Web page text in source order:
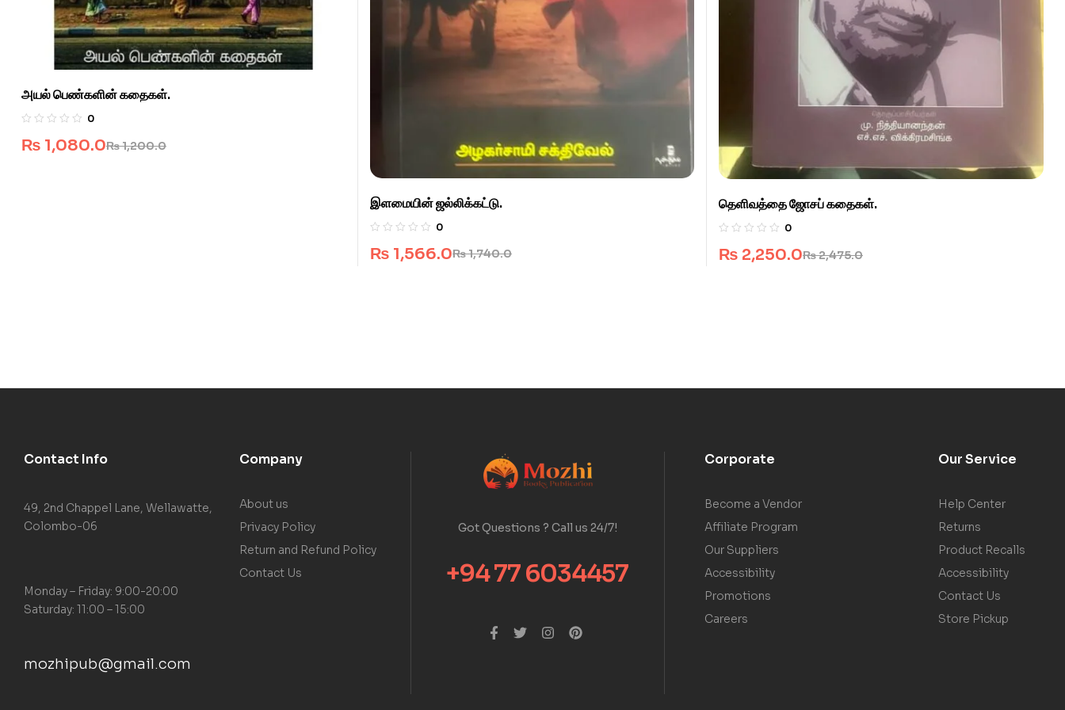
அயல் பெண்களின் கதைகள்.
0
₨1,200.0
₨ 1,080.0
இளமையின் ஜல்லிக்கட்டு.
0
₨1,740.0
₨ 1,566.0
தெளிவத்தை ஜோசப் கதைகள்.
0
₨2,475.0
₨ 2,250.0
Contact Info
49, 2nd Chappel Lane, Wellawatte,
Colombo-06
Monday – Friday: 9:00-20:00
Saturday: 11:00 – 15:00
mozhipub@gmail.com
Company
About us
Privacy Policy
Return and Refund Policy
Contact Us
Got Questions ? Call us 24/7!
+94 77 6034457
Corporate
Become a Vendor
Affiliate Program
Our Suppliers
Accessibility
Promotions
Careers
Our Service
Help Center
Returns
Product Recalls
Accessibility
Contact Us
Store Pickup